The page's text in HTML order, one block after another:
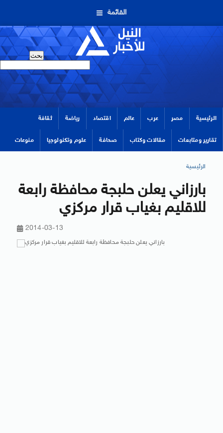
القائمة
الرئيسية مصر عرب عالم اقتصاد رياضة ثقافة
تقارير ومتابعات مقالات وكتاب صحافة علوم وتكنولوجيا منوعات
الرئيسية
بارزاني يعلن حلبجة محافظة رابعة
للاقليم بغياب قرار مركزي
2014-03-13